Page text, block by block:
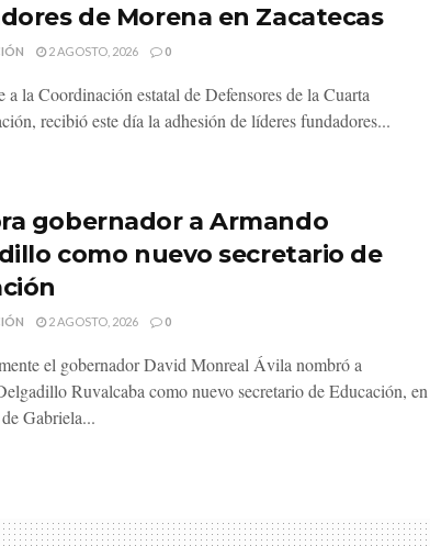
de Morena en Zacatecas
2 AGOSTO, 2026 0
a la Coordinación estatal de Defensores de la Cuarta
recibió este día la adhesión de líderes fundadores...
gobernador a Armando
como nuevo secretario de
2 AGOSTO, 2026 0
el gobernador David Monreal Ávila nombró a
Ruvalcaba como nuevo secretario de Educación, en
Gabriela...